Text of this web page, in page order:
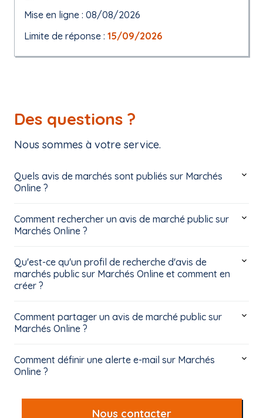
Mise en ligne : 08/08/2026
Limite de réponse : 15/09/2026
Des questions ?
Nous sommes à votre service.
Quels avis de marchés sont publiés sur Marchés
Online ?
Comment rechercher un avis de marché public sur
Marchés Online ?
Qu'est-ce qu'un profil de recherche d'avis de
marchés public sur Marchés Online et comment en
créer ?
Comment partager un avis de marché public sur
Marchés Online ?
Comment définir une alerte e-mail sur Marchés
Online ?
Nous contacter